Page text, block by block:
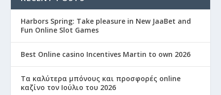
Harbors Spring: Take pleasure in New JaaBet and
Fun Online Slot Games
Best Online casino Incentives Martin to own 2026
Τα καλύτερα μπόνους και προσφορές online
καζίνο τον Ιούλιο του 2026